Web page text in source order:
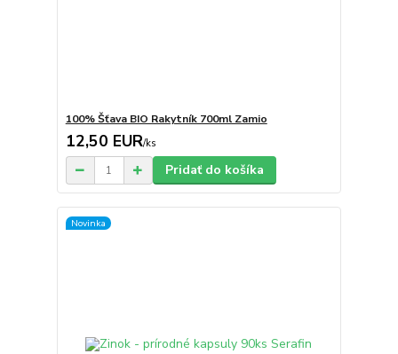
100% Šťava BIO Rakytník 700ml Zamio
12,50 EUR/ks
Pridať do košíka
Novinka